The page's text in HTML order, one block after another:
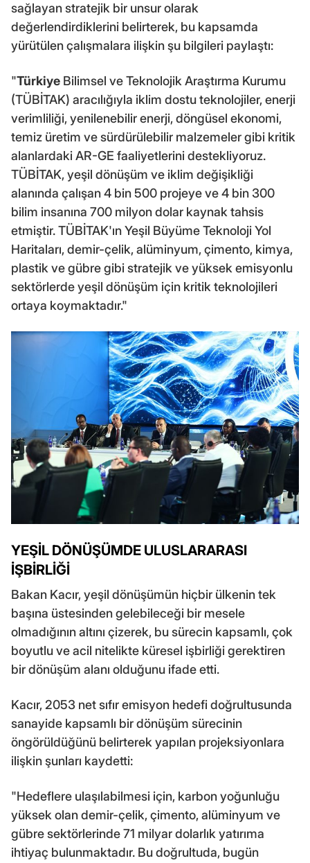
sağlayan stratejik bir unsur olarak
değerlendirdiklerini belirterek, bu kapsamda
yürütülen çalışmalara ilişkin şu bilgileri paylaştı:
"Türkiye Bilimsel ve Teknolojik Araştırma Kurumu
(TÜBİTAK) aracılığıyla iklim dostu teknolojiler, enerji
verimliliği, yenilenebilir enerji, döngüsel ekonomi,
temiz üretim ve sürdürülebilir malzemeler gibi kritik
alanlardaki AR-GE faaliyetlerini destekliyoruz.
TÜBİTAK, yeşil dönüşüm ve iklim değişikliği
alanında çalışan 4 bin 500 projeye ve 4 bin 300
bilim insanına 700 milyon dolar kaynak tahsis
etmiştir. TÜBİTAK'ın Yeşil Büyüme Teknoloji Yol
Haritaları, demir-çelik, alüminyum, çimento, kimya,
plastik ve gübre gibi stratejik ve yüksek emisyonlu
sektörlerde yeşil dönüşüm için kritik teknolojileri
ortaya koymaktadır."
YEŞİL DÖNÜŞÜMDE ULUSLARARASI
İŞBİRLİĞİ
Bakan Kacır, yeşil dönüşümün hiçbir ülkenin tek
başına üstesinden gelebileceği bir mesele
olmadığının altını çizerek, bu sürecin kapsamlı, çok
boyutlu ve acil nitelikte küresel işbirliği gerektiren
bir dönüşüm alanı olduğunu ifade etti.
Kacır, 2053 net sıfır emisyon hedefi doğrultusunda
sanayide kapsamlı bir dönüşüm sürecinin
öngörüldüğünü belirterek yapılan projeksiyonlara
ilişkin şunları kaydetti:
"Hedeflere ulaşılabilmesi için, karbon yoğunluğu
yüksek olan demir-çelik, çimento, alüminyum ve
gübre sektörlerinde 71 milyar dolarlık yatırıma
ihtiyaç bulunmaktadır. Bu doğrultuda, bugün